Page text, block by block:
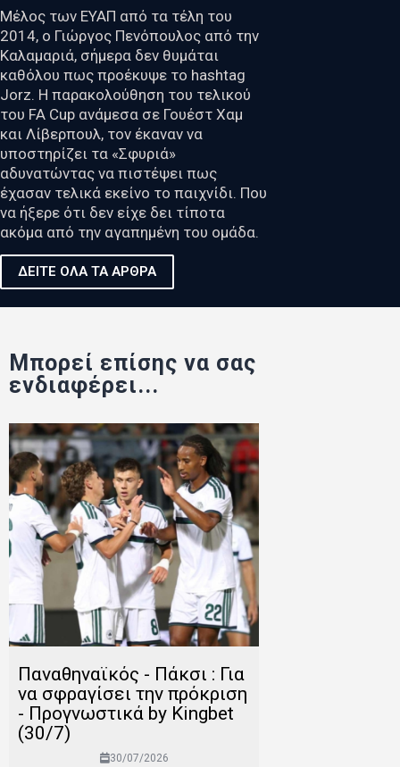
Μέλος των ΕΥΑΠ από τα τέλη του
2014, ο Γιώργος Πενόπουλος από την
Καλαμαριά, σήμερα δεν θυμάται
καθόλου πως προέκυψε το hashtag
Jorz. Η παρακολούθηση του τελικού
του FA Cup ανάμεσα σε Γουέστ Χαμ
και Λίβερπουλ, τον έκαναν να
υποστηρίζει τα «Σφυριά»
αδυνατώντας να πιστέψει πως
έχασαν τελικά εκείνο το παιχνίδι. Που
να ήξερε ότι δεν είχε δει τίποτα
ακόμα από την αγαπημένη του ομάδα.
ΔΕΙΤΕ ΟΛΑ ΤΑ ΑΡΘΡΑ
Μπορεί επίσης να σας
ενδιαφέρει...
Παναθηναϊκός - Πάκσι : Για
να σφραγίσει την πρόκριση
- Προγνωστικά by Kingbet
(30/7)
30/07/2026